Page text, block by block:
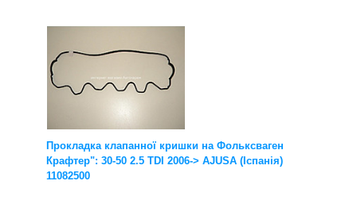
Прокладка клапанної кришки на Фольксваген
Крафтер": 30-50 2.5 TDI 2006-> AJUSA (Іспанія)
11082500